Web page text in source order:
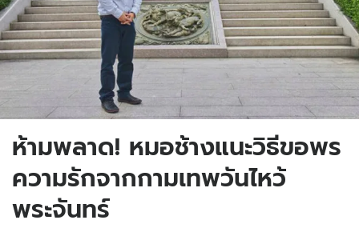
ห้ามพลาด! หมอช้างแนะวิธีขอพร
ความรักจากกามเทพวันไหว้
พระจันทร์